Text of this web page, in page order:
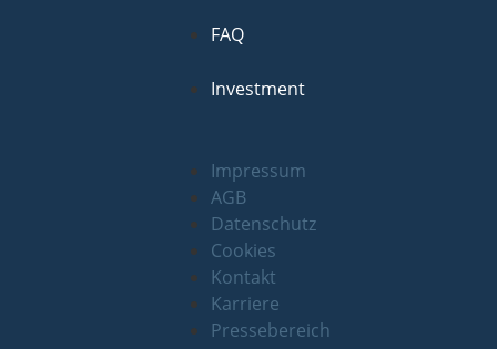
FAQ
Investment
Impressum
AGB
Datenschutz
Cookies
Kontakt
Karriere
Pressebereich